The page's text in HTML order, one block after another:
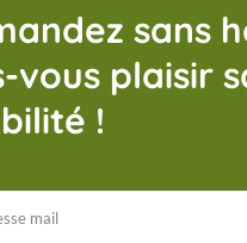
sans
vous plaisir
!